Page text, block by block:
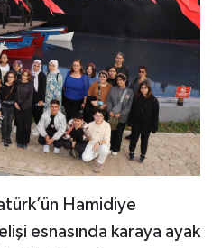
Hamidiye
esnasında karaya ayak